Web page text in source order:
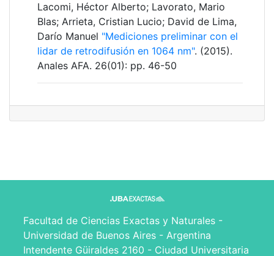
Lacomi, Héctor Alberto; Lavorato, Mario
Blas; Arrieta, Cristian Lucio; David de Lima,
Darío Manuel "Mediciones preliminar con el
lidar de retrodifusión en 1064 nm". (2015).
Anales AFA. 26(01): pp. 46-50
Facultad de Ciencias Exactas y Naturales -
Universidad de Buenos Aires - Argentina
Intendente Güiraldes 2160 - Ciudad Universitaria